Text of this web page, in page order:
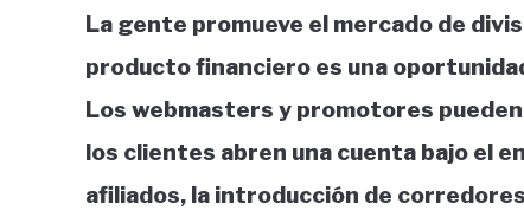
La gente promueve el mercado de
producto financiero es una
Los webmasters y promotores
los clientes abren una cuenta bajo el
afiliados, la introducción de